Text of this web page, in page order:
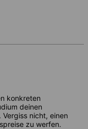
konkreten
deinen
nicht, einen
zu werfen.